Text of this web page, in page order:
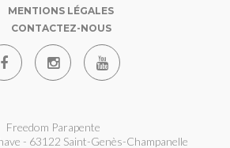
MENTIONS LÉGALES
CONTACTEZ-NOUS
Freedom Parapente
- 63122 Saint-Genès-Champanelle